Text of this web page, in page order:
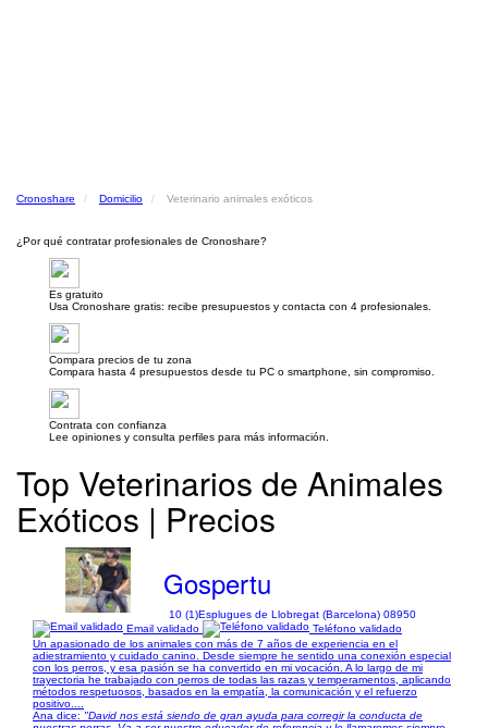
Cronoshare Domicilio Veterinario animales exóticos
¿Por qué contratar profesionales de Cronoshare?
Es gratuito
Usa Cronoshare gratis: recibe presupuestos y contacta con 4 profesionales.
Compara precios de tu zona
Compara hasta 4 presupuestos desde tu PC o smartphone, sin compromiso.
Contrata con confianza
Lee opiniones y consulta perfiles para más información.
Top Veterinarios de Animales
Exóticos | Precios
Gospertu
10 (1)Esplugues de Llobregat (Barcelona) 08950
Email validado
Teléfono validado
Un apasionado de los animales con más de 7 años de experiencia en el
adiestramiento y cuidado canino. Desde siempre he sentido una conexión especial
con los perros, y esa pasión se ha convertido en mi vocación. A lo largo de mi
trayectoria he trabajado con perros de todas las razas y temperamentos, aplicando
métodos respetuosos, basados en la empatía, la comunicación y el refuerzo
positivo....
Ana dice: "David nos está siendo de gran ayuda para corregir la conducta de